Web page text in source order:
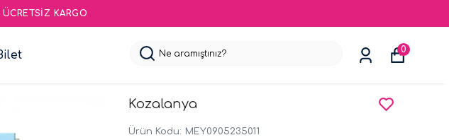
KARGO
0
Kozalanya
Ürün Kodu: MEY0905235011